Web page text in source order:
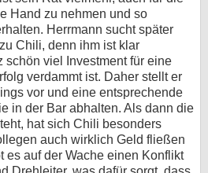
Hand zu nehmen und so
Herrmann sucht später
Chili, denn ihm ist klar
schön viel Investment für eine
verdammt ist. Daher stellt er
vor und eine entsprechende
in der Bar abhalten. Als dann die
hat sich Chili besonders
auch wirklich Geld fließen
es auf der Wache einen Konflikt